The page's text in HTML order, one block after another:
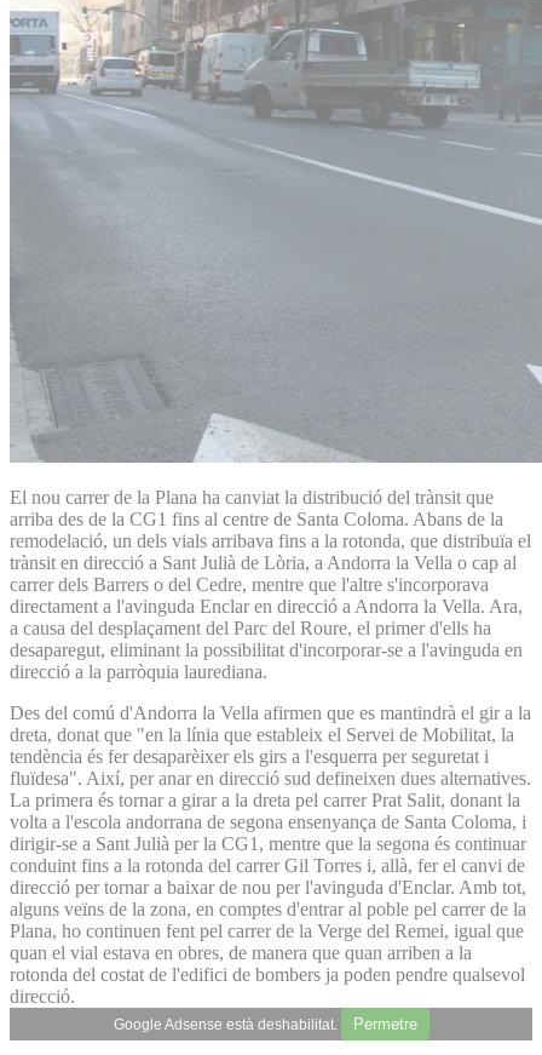
El nou carrer de la Plana ha canviat la distribució del trànsit que
arriba des de la CG1 fins al centre de Santa Coloma. Abans de la
remodelació, un dels vials arribava fins a la rotonda, que distribuïa el
trànsit en direcció a Sant Julià de Lòria, a Andorra la Vella o cap al
carrer dels Barrers o del Cedre, mentre que l'altre s'incorporava
directament a l'avinguda Enclar en direcció a Andorra la Vella. Ara,
a causa del desplaçament del Parc del Roure, el primer d'ells ha
desaparegut, eliminant la possibilitat d'incorporar-se a l'avinguda en
direcció a la parròquia laurediana.
Des del comú d'Andorra la Vella afirmen que es mantindrà el gir a la
dreta, donat que "en la línia que estableix el Servei de Mobilitat, la
tendència és fer desaparèixer els girs a l'esquerra per seguretat i
fluïdesa". Així, per anar en direcció sud defineixen dues alternatives.
La primera és tornar a girar a la dreta pel carrer Prat Salit, donant la
volta a l'escola andorrana de segona ensenyança de Santa Coloma, i
dirigir-se a Sant Julià per la CG1, mentre que la segona és continuar
conduint fins a la rotonda del carrer Gil Torres i, allà, fer el canvi de
direcció per tornar a baixar de nou per l'avinguda d'Enclar. Amb tot,
alguns veïns de la zona, en comptes d'entrar al poble pel carrer de la
Plana, ho continuen fent pel carrer de la Verge del Remei, igual que
quan el vial estava en obres, de manera que quan arriben a la
rotonda del costat de l'edifici de bombers ja poden pendre qualsevol
direcció.
Google Adsense està deshabilitat. Permetre